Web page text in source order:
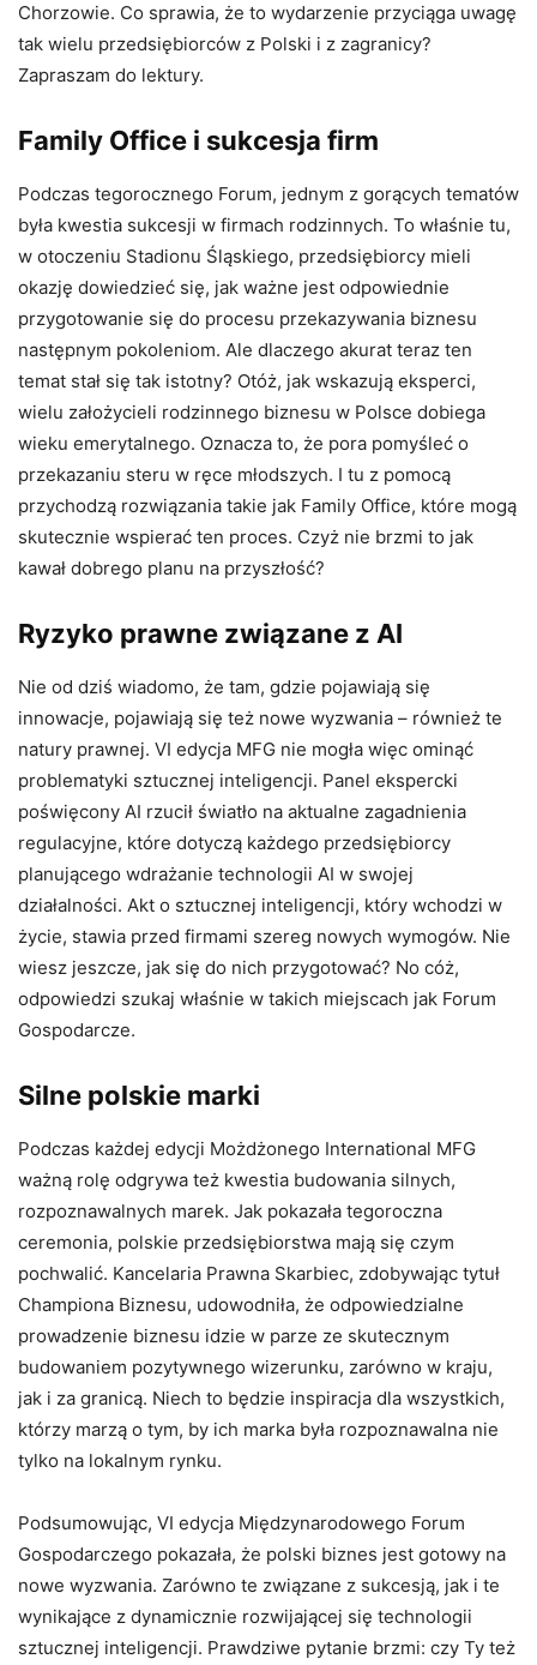
Chorzowie. Co sprawia, że to wydarzenie przyciąga uwagę
tak wielu przedsiębiorców z Polski i z zagranicy?
Zapraszam do lektury.
Family Office i sukcesja firm
Podczas tegorocznego Forum, jednym z gorących tematów
była kwestia sukcesji w firmach rodzinnych. To właśnie tu,
w otoczeniu Stadionu Śląskiego, przedsiębiorcy mieli
okazję dowiedzieć się, jak ważne jest odpowiednie
przygotowanie się do procesu przekazywania biznesu
następnym pokoleniom. Ale dlaczego akurat teraz ten
temat stał się tak istotny? Otóż, jak wskazują eksperci,
wielu założycieli rodzinnego biznesu w Polsce dobiega
wieku emerytalnego. Oznacza to, że pora pomyśleć o
przekazaniu steru w ręce młodszych. I tu z pomocą
przychodzą rozwiązania takie jak Family Office, które mogą
skutecznie wspierać ten proces. Czyż nie brzmi to jak
kawał dobrego planu na przyszłość?
Ryzyko prawne związane z AI
Nie od dziś wiadomo, że tam, gdzie pojawiają się
innowacje, pojawiają się też nowe wyzwania – również te
natury prawnej. VI edycja MFG nie mogła więc ominąć
problematyki sztucznej inteligencji. Panel ekspercki
poświęcony AI rzucił światło na aktualne zagadnienia
regulacyjne, które dotyczą każdego przedsiębiorcy
planującego wdrażanie technologii AI w swojej
działalności. Akt o sztucznej inteligencji, który wchodzi w
życie, stawia przed firmami szereg nowych wymogów. Nie
wiesz jeszcze, jak się do nich przygotować? No cóż,
odpowiedzi szukaj właśnie w takich miejscach jak Forum
Gospodarcze.
Silne polskie marki
Podczas każdej edycji Możdżonego International MFG
ważną rolę odgrywa też kwestia budowania silnych,
rozpoznawalnych marek. Jak pokazała tegoroczna
ceremonia, polskie przedsiębiorstwa mają się czym
pochwalić. Kancelaria Prawna Skarbiec, zdobywając tytuł
Championa Biznesu, udowodniła, że odpowiedzialne
prowadzenie biznesu idzie w parze ze skutecznym
budowaniem pozytywnego wizerunku, zarówno w kraju,
jak i za granicą. Niech to będzie inspiracja dla wszystkich,
którzy marzą o tym, by ich marka była rozpoznawalna nie
tylko na lokalnym rynku.
Podsumowując, VI edycja Międzynarodowego Forum
Gospodarczego pokazała, że polski biznes jest gotowy na
nowe wyzwania. Zarówno te związane z sukcesją, jak i te
wynikające z dynamicznie rozwijającej się technologii
sztucznej inteligencji. Prawdziwe pytanie brzmi: czy Ty też